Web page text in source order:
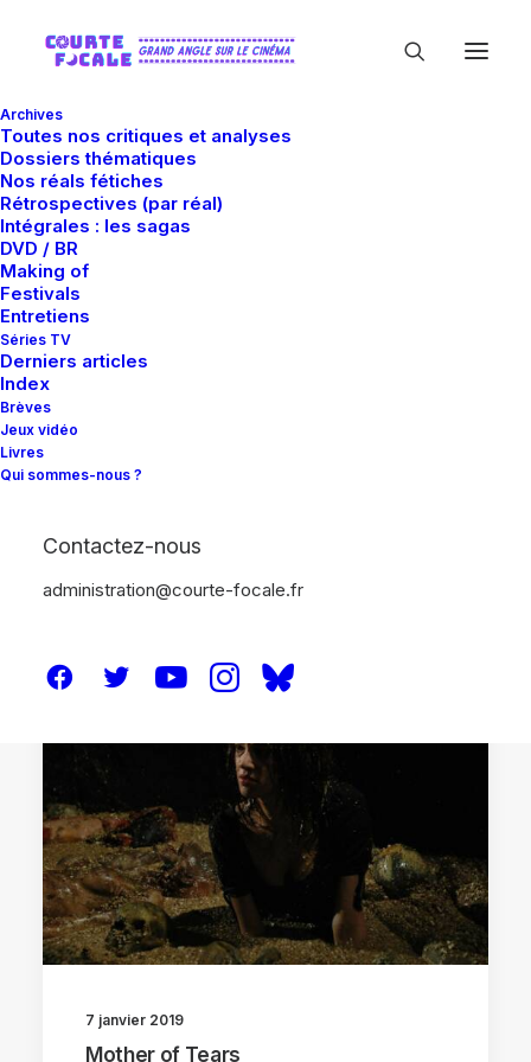
Archives
Toutes nos critiques et analyses
Dossiers thématiques
Nos réals fétiches
Rétrospectives (par réal)
Intégrales : les sagas
DVD / BR
Making of
Festivals
Entretiens
Séries TV
Derniers articles
Index
Brèves
Jeux vidéo
Livres
Qui sommes-nous ?
Contactez-nous
administration@courte-focale.fr
7 janvier 2019
Mother of Tears